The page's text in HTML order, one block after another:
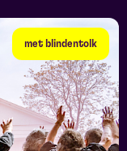
met blindentolk